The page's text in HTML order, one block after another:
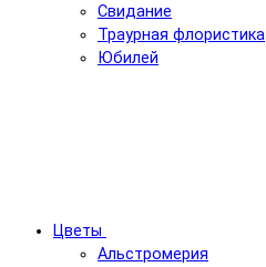
Свидание
Траурная флористика
Юбилей
Цветы
Альстромерия